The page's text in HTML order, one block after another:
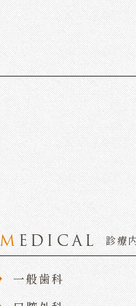
MEDICAL 診療
一般歯科